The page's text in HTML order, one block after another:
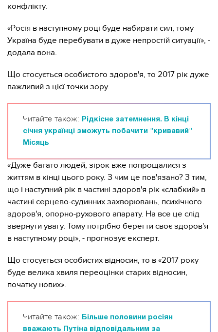
конфлікту.
«Росія в наступному році буде набирати сил, тому
Україна буде перебувати в дуже непростій ситуації», -
додала вона.
Що стосується особистого здоров'я, то 2017 рік дуже
важливий з цієї точки зору.
Читайте також:
Рідкісне затемнення. В кінці
січня українці зможуть побачити "кривавий"
Місяць
«Дуже багато людей, зірок вже попрощалися з
життям в кінці цього року. З чим це пов'язано? З тим,
що і наступний рік в частині здоров'я рік «слабкий» в
частині серцево-судинних захворювань, психічного
здоров'я, опорно-рухового апарату. На все це слід
звернути увагу. Тому потрібно берегти своє здоров'я
в наступному році», - прогнозує експерт.
Що стосується особистих відносин, то в «2017 року
буде велика хвиля переоцінки старих відносин,
початку нових».
Читайте також:
Більше половини росіян
вважають Путіна відповідальним за